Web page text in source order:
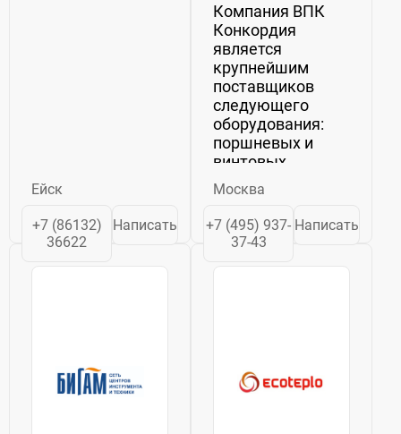
Ейск
+7 (86132)
36622
Написать
Компания ВПК
Конкордия
является
крупнейшим
поставщиков
следующего
оборудования:
поршневых и
винтовых
компрессоров
Ремеза, винтовых
компрессоров и
дизельных
Zammer, а также
Москва
+7 (495) 937-
37-43
Написать